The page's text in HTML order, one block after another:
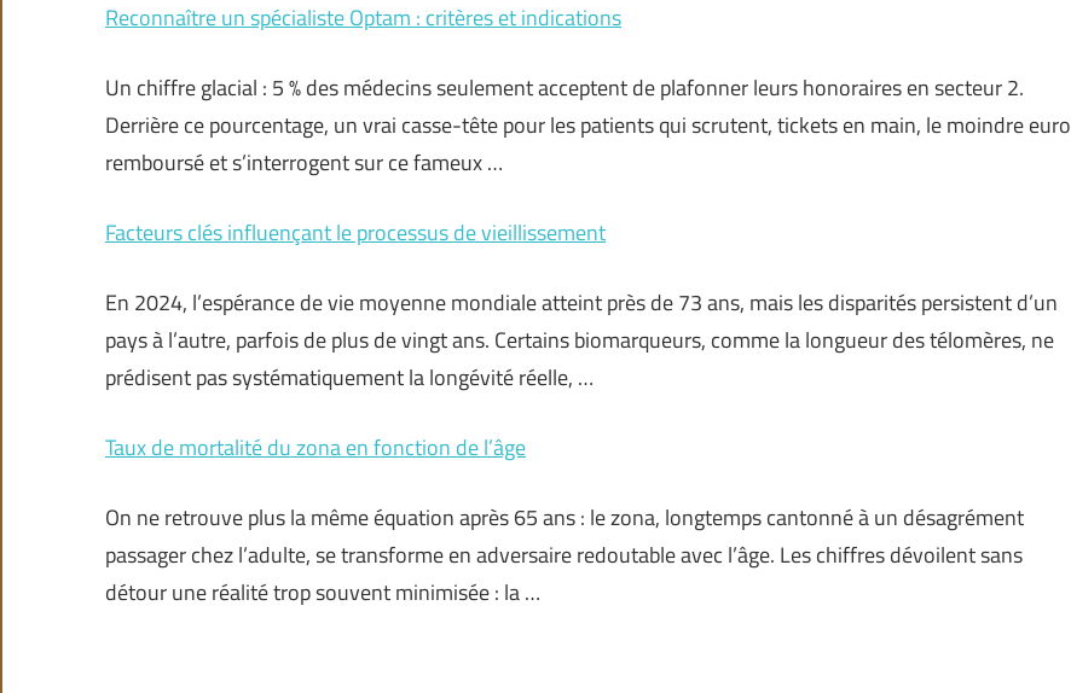
Reconnaître un spécialiste Optam : critères et indications
Un chiffre glacial : 5 % des médecins seulement acceptent de plafonner leurs honoraires en secteur 2.
Derrière ce pourcentage, un vrai casse-tête pour les patients qui scrutent, tickets en main, le moindre euro
remboursé et s’interrogent sur ce fameux …
Facteurs clés influençant le processus de vieillissement
En 2024, l’espérance de vie moyenne mondiale atteint près de 73 ans, mais les disparités persistent d’un
pays à l’autre, parfois de plus de vingt ans. Certains biomarqueurs, comme la longueur des télomères, ne
prédisent pas systématiquement la longévité réelle, …
Taux de mortalité du zona en fonction de l’âge
On ne retrouve plus la même équation après 65 ans : le zona, longtemps cantonné à un désagrément
passager chez l’adulte, se transforme en adversaire redoutable avec l’âge. Les chiffres dévoilent sans
détour une réalité trop souvent minimisée : la …